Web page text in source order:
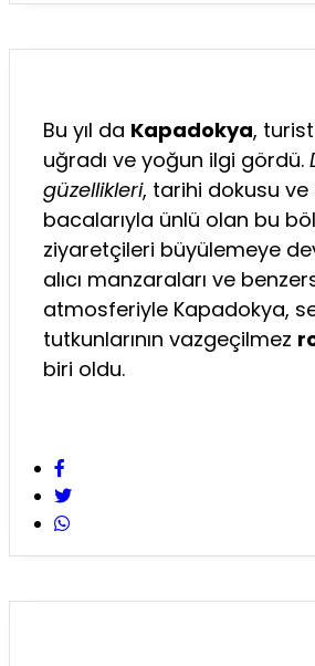
Bu yıl da Kapadokya, turist
uğradı ve yoğun ilgi gördü.
güzellikleri, tarihi dokusu
bacalarıyla ünlü olan bu
ziyaretçileri büyülemeye
alıcı manzaraları ve
atmosferiyle Kapadokya,
tutkunlarının vazgeçilmez
biri oldu.